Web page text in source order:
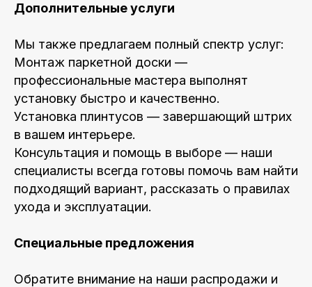
Дополнительные услуги
Мы также предлагаем полный спектр услуг:
Монтаж паркетной доски —
профессиональные мастера выполнят
установку быстро и качественно.
Установка плинтусов — завершающий штрих
в вашем интерьере.
Консультация и помощь в выборе — наши
специалисты всегда готовы помочь вам найти
подходящий вариант, рассказать о правилах
ухода и эксплуатации.
Специальные предложения
Обратите внимание на наши распродажи и